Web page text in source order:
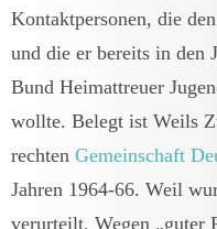
Kontaktpersonen, die
und die er bereits in den
Bund Heimattreuer
wollte. Belegt ist Weils
rechten Gemeinschaft
Jahren 1964-66. Weil
verurteilt. Wegen „guter